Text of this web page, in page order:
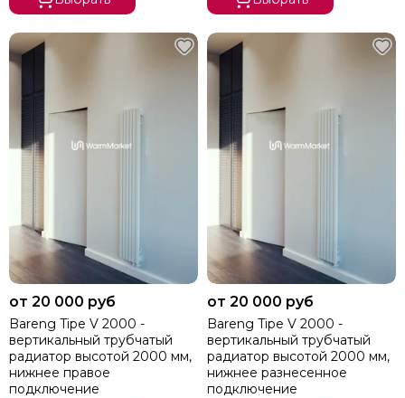
от 20 000 руб
Bareng Tipe V 2000 -
вертикальный трубчатый
радиатор высотой 2000 мм,
нижнее правое
подключение
от 20 000 руб
Bareng Tipe V 2000 -
вертикальный трубчатый
радиатор высотой 2000 мм,
нижнее разнесенное
подключение